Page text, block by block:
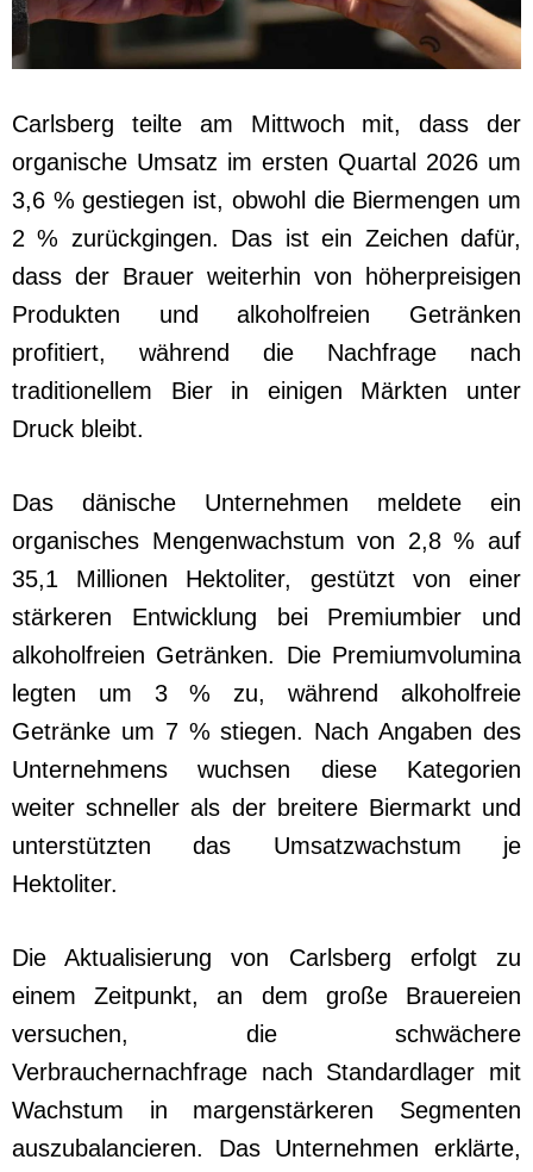
Carlsberg teilte am Mittwoch mit, dass der
organische Umsatz im ersten Quartal 2026 um
3,6 % gestiegen ist, obwohl die Biermengen um
2 % zurückgingen. Das ist ein Zeichen dafür,
dass der Brauer weiterhin von höherpreisigen
Produkten und alkoholfreien Getränken
profitiert, während die Nachfrage nach
traditionellem Bier in einigen Märkten unter
Druck bleibt.
Das dänische Unternehmen meldete ein
organisches Mengenwachstum von 2,8 % auf
35,1 Millionen Hektoliter, gestützt von einer
stärkeren Entwicklung bei Premiumbier und
alkoholfreien Getränken. Die Premiumvolumina
legten um 3 % zu, während alkoholfreie
Getränke um 7 % stiegen. Nach Angaben des
Unternehmens wuchsen diese Kategorien
weiter schneller als der breitere Biermarkt und
unterstützten das Umsatzwachstum je
Hektoliter.
Die Aktualisierung von Carlsberg erfolgt zu
einem Zeitpunkt, an dem große Brauereien
versuchen, die schwächere
Verbrauchernachfrage nach Standardlager mit
Wachstum in margenstärkeren Segmenten
auszubalancieren. Das Unternehmen erklärte,